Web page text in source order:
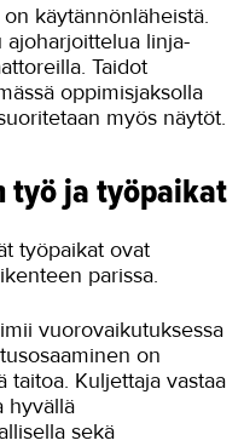
käytännönläheistä.
linja-
Taidot
oppimisjaksolla
myös näytöt.
työ ja työpaikat
työpaikat ovat
parissa.
vuorovaikutuksessa
on
taitoa. Kuljettaja vastaa
hyvällä
sekä